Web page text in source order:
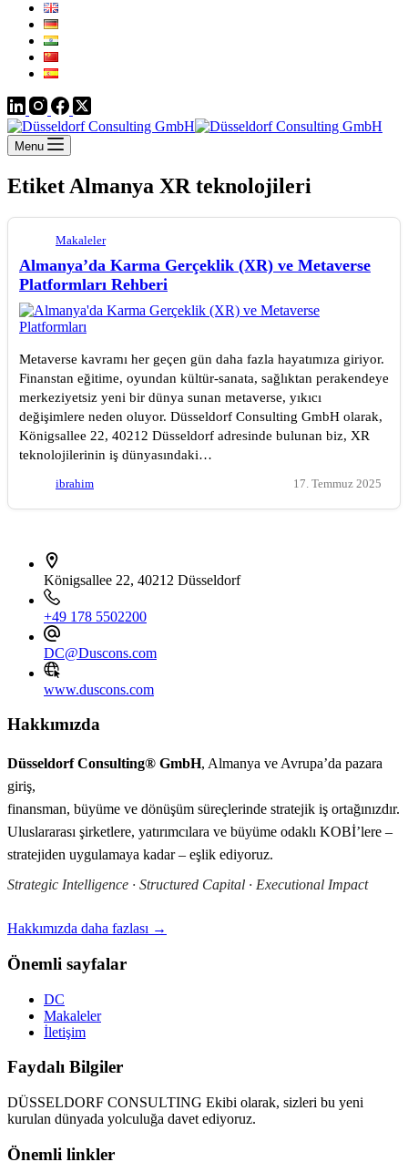
Menu
Etiket Almanya XR teknolojileri
Makaleler
Almanya’da Karma Gerçeklik (XR) ve Metaverse
Platformları Rehberi
Metaverse kavramı her geçen gün daha fazla hayatımıza giriyor.
Finanstan eğitime, oyundan kültür-sanata, sağlıktan perakendeye
merkeziyetsiz yeni bir dünya sunan metaverse, yıkıcı
değişimlere neden oluyor. Düsseldorf Consulting GmbH olarak,
Königsallee 22, 40212 Düsseldorf adresinde bulunan biz, XR
teknolojilerinin iş dünyasındaki…
ibrahim 17. Temmuz 2025
Königsallee 22, 40212 Düsseldorf
+49 178 5502200
DC@Duscons.com
www.duscons.com
Hakkımızda
Düsseldorf Consulting® GmbH, Almanya ve Avrupa’da pazara
giriş,
finansman, büyüme ve dönüşüm süreçlerinde stratejik iş ortağınızdır.
Uluslararası şirketlere, yatırımcılara ve büyüme odaklı KOBİ’lere –
stratejiden uygulamaya kadar – eşlik ediyoruz.
Strategic Intelligence · Structured Capital · Executional Impact
Hakkımızda daha fazlası →
Önemli sayfalar
DC
Makaleler
İletişim
Faydalı Bilgiler
DÜSSELDORF CONSULTING Ekibi olarak, sizleri bu yeni
kurulan dünyada yolculuğa davet ediyoruz.
Önemli linkler